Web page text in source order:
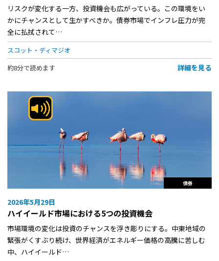
リスクが変化する一方、投資機会も広がっている。この環境をい
かにチャンスとして生かすべきか。債券市場でインフレ圧力が完
全に払拭されて…
スコット・ディマジオ
約8分で読めます
詳細を見る
債券
2026年5月29日
ハイイールド市場における5つの投資機会
市場環境の変化は投資のチャンスを浮き彫りにする。中東地域の
緊張がくすぶり続け、世界経済がエネルギー価格の高騰に苦しむ
中、ハイイールド…